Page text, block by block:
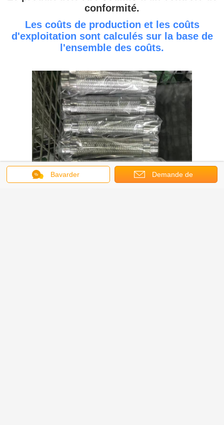
conformité.
Les coûts de production et les coûts
d'exploitation sont calculés sur la base de
l'ensemble des coûts.
Bavarder Demande de